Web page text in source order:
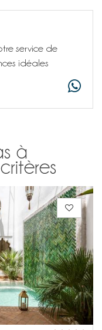
service de
idéales
à